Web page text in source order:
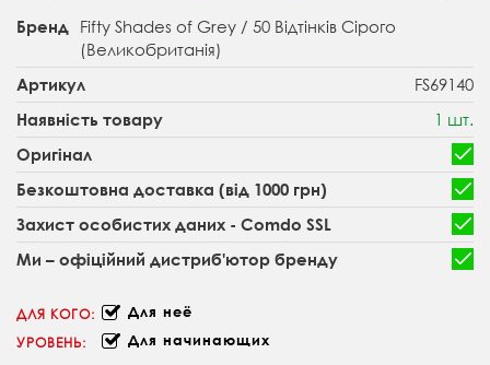
Бренд
Fifty Shades of Grey / 50 Відтінків Сірого
(Великобританія)
Артикул FS69140
Наявність товару 1 шт.
Оригінал
Безкоштовна доставка (від 1000 грн)
Захист особистих даних - Comdo SSL
Ми – офіційний дистриб'ютор бренду
ДЛЯ КОГО: Для неё
УРОВЕНЬ: Для начинающих